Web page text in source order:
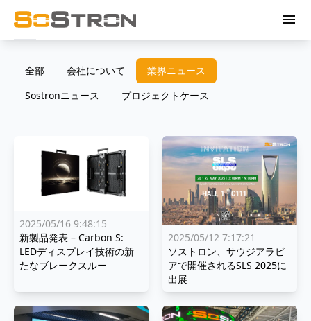
menu
全部 会社について
業界ニュース
Sostronニュース
プロジェクトケース
2025/05/16 9:48:15
新製品発表 – Carbon S:
LEDディスプレイ技術の新
たなブレークスルー
2025/05/12 7:17:21
ソストロン、サウジアラビ
アで開催されるSLS 2025に
出展